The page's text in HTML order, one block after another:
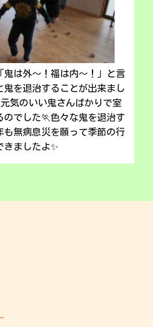
鬼は外～！福は内～！」と言
鬼を退治することが出来まし
気のいい鬼さんばかりで室
のでした🏃色々な鬼を退治す
も無病息災を願って季節の行
きましたよ✨